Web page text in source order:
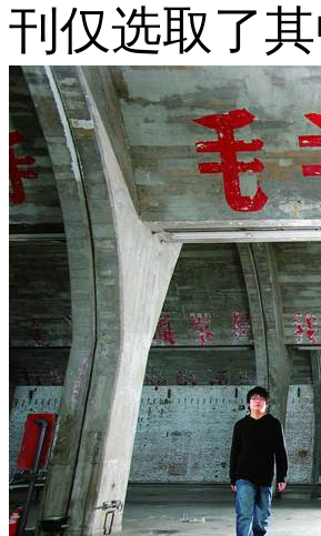
刊仅选取了